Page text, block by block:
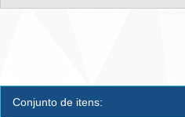
Conjunto de itens: